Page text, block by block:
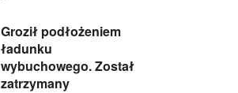
Groził podłożeniem
ładunku
wybuchowego. Został
zatrzymany